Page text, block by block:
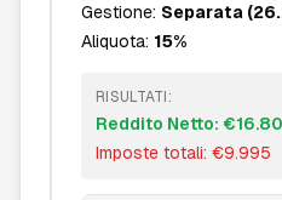
Gestione: Separata
Aliquota: 15%
RISULTATI:
Reddito Netto:
Imposte totali: €9.995